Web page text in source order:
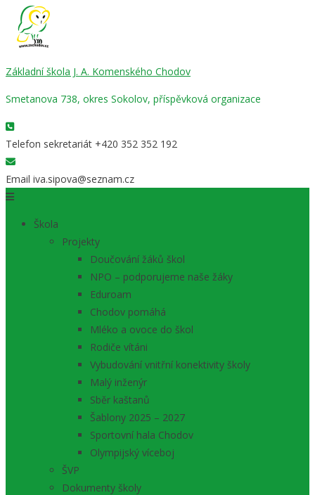
Základní škola J. A. Komenského Chodov
Smetanova 738, okres Sokolov, příspěvková organizace
Telefon sekretariát +420 352 352 192
Email iva.sipova@seznam.cz
Škola
Projekty
Doučování žáků škol
NPO – podporujeme naše žáky
Eduroam
Chodov pomáhá
Mléko a ovoce do škol
Rodiče vítáni
Vybudování vnitřní konektivity školy
Malý inženýr
Sběr kaštanů
Šablony 2025 – 2027
Sportovní hala Chodov
Olympijský víceboj
ŠVP
Dokumenty školy